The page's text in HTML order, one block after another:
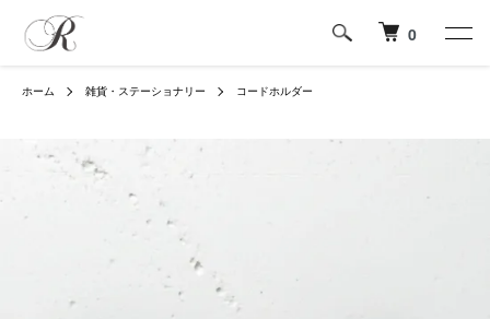
0
ホーム 雑貨・ステーショナリー コードホルダー